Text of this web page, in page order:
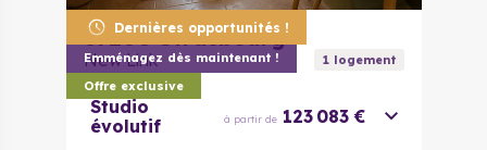
Dernières opportunités !
Emménagez dès maintenant !
Offre exclusive
67200 Strasbourg
New Link 1logement
Studio
évolutif
à partir de 123 083 €